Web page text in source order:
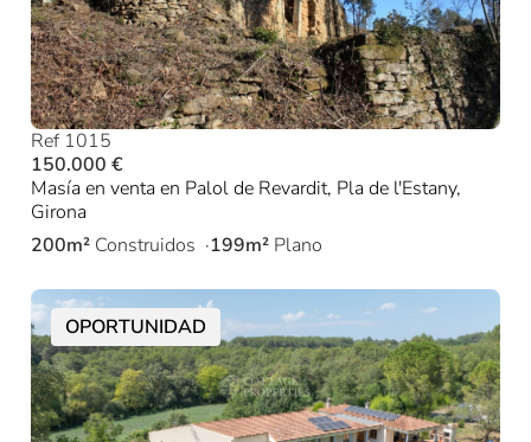
Ref 1015
150.000 €
Masía en venta en Palol de Revardit, Pla de l'Estany,
Girona
200m² Construidos 199m² Plano
OPORTUNIDAD